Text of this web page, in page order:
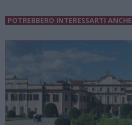
POTREBBERO INTERESSARTI ANCHE